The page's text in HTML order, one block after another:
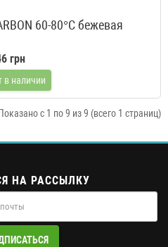
60-80°С бежевая
грн
в наличии
Показано с 1 по 9 из 9 (всего 1 страниц)
НА РАССЫЛКУ